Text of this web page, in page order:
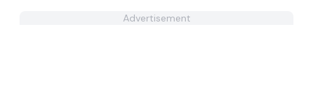
Advertisement